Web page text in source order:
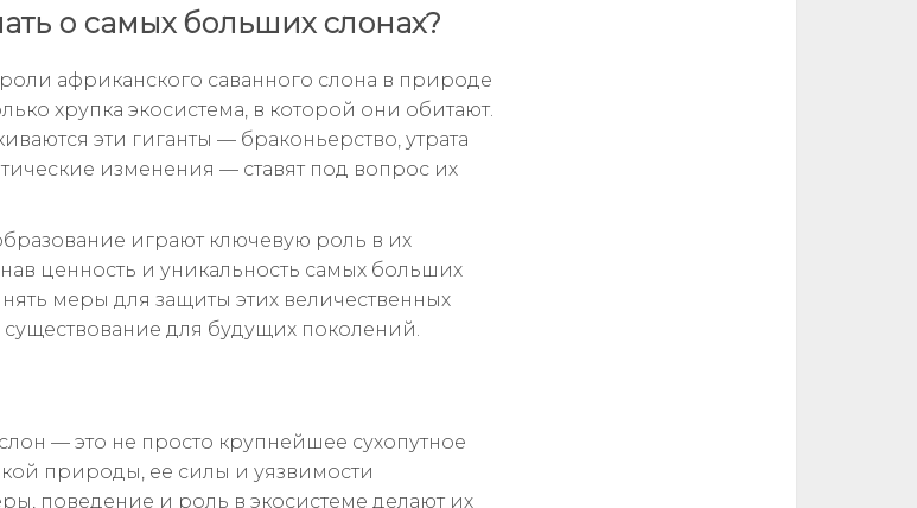
о самых больших слонах?
африканского саванного слона в природе
хрупка экосистема, в которой они обитают.
эти гиганты — браконьерство, утрата
изменения — ставят под вопрос их
играют ключевую роль в их
ценность и уникальность самых больших
меры для защиты этих величественных
для будущих поколений.
— это не просто крупнейшее сухопутное
природы, ее силы и уязвимости
поведение и роль в экосистеме делают их